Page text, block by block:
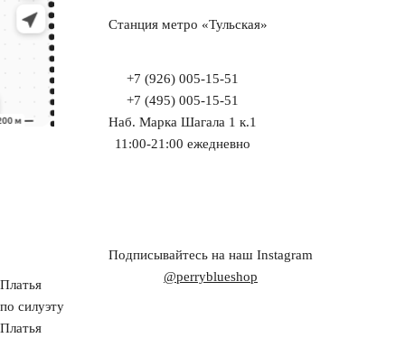
Станция метро «Тульская»
+7 (926) 005-15-51
+7 (495) 005-15-51
Наб. Марка Шагала 1 к.1
11:00-21:00 ежедневно
Подписывайтесь на наш Instagram
@perryblueshop
Платья
по силуэту
Платья